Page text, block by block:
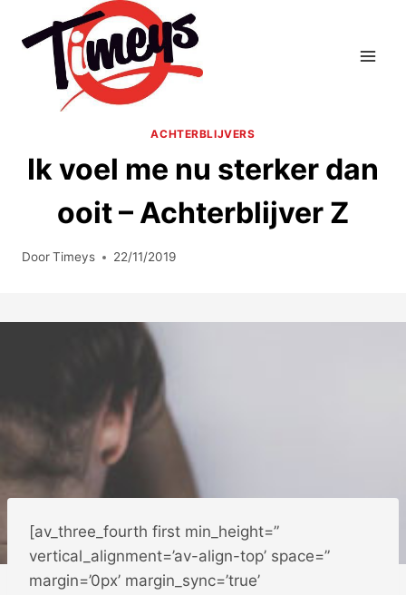
naar
ACHTERBLIJVERS
Ik voel me nu sterker dan
ooit – Achterblijver Z
DoorTimeys 22/11/2019
[av_three_fourth first min_height=”
vertical_alignment=’av-align-top’ space=”
margin=’0px’ margin_sync=’true’